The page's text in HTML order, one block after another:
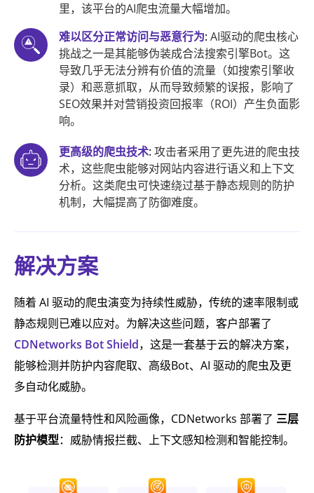
里，该平台的AI爬虫流量大幅增加。
难以区分正常访问与恶意行为: AI驱动的爬虫核心
挑战之一是其能够伪装成合法搜索引擎Bot。这
导致几乎无法分辨有价值的流量（如搜索引擎收
录）和恶意抓取，从而导致频繁的误报，影响了
SEO效果并对营销投资回报率（ROI）产生负面影
响。
更高级的爬虫技术: 攻击者采用了更先进的爬虫技
术，这些爬虫能够对网站内容进行语义和上下文
分析。这类爬虫可快速绕过基于静态规则的防护
机制，大幅提高了防御难度。
解决方案
随着 AI 驱动的爬虫演变为持续性威胁，传统的速率限制或
静态规则已难以应对。为解决这些问题，客户部署了
CDNetworks Bot Shield，这是一套基于云的解决方案，
能够检测并防护内容爬取、高级Bot、AI 驱动的爬虫及更
多自动化威胁。
基于平台流量特性和风险画像，CDNetworks 部署了 三层
防护模型：威胁情报拦截、上下文感知检测和智能控制。